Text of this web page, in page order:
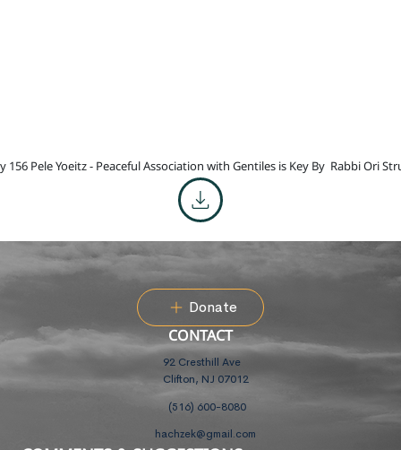
156 Pele Yoeitz - Peaceful Association with Gentiles is Key By Rabbi Ori
Donate
CONTACT
92 Cresthill Ave
Clifton, NJ 07012
(516) 600-8080
hachzek@gmail.com